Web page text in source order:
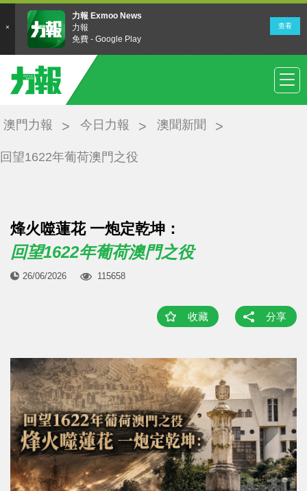
澳門力報 今日力報 澳聞新聞
回望1622年葡荷澳門之役
烽火噬蓮花 一炮定乾坤：
回望1622年葡荷澳門之役
26/06/2026 115658
收藏 分享